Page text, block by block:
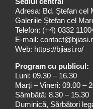
Adresa: Bd. Ștefan cel
Galeriile Ștefan cel
Telefon: (+4) 0332
E-mail:
Web: https://bjiasi.ro/
Program cu publicul:
Luni: 09.30 – 16.30
Marți – Vineri: 09.00 –
Sâmbătă: 8.30 – 15.30
Duminică, Sărbători